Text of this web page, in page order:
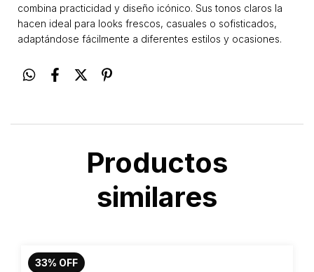
combina practicidad y diseño icónico. Sus tonos claros la
hacen ideal para looks frescos, casuales o sofisticados,
adaptándose fácilmente a diferentes estilos y ocasiones.
Productos
similares
33% OFF